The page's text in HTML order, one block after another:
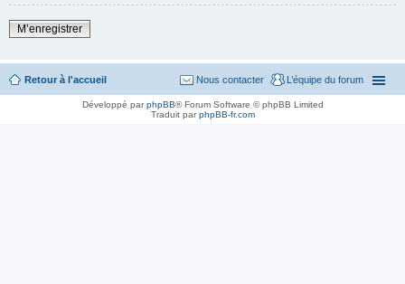
M’enregistrer
Retour à l'accueil L’équipe du forum
Nous contacter
Développé parphpBB® Forum Software © phpBB Limited
Traduit parphpBB-fr.com